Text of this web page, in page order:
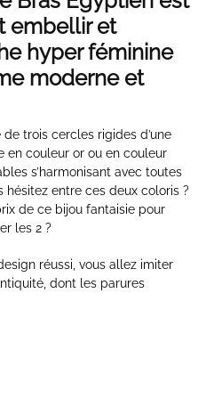
embellir et
hyper féminine
moderne et
trois cercles rigides d’une
en couleur or ou en couleur
s’harmonisant avec toutes
hésitez entre ces deux coloris ?
de ce bijou fantaisie pour
les 2 ?
réussi, vous allez imiter
dont les parures